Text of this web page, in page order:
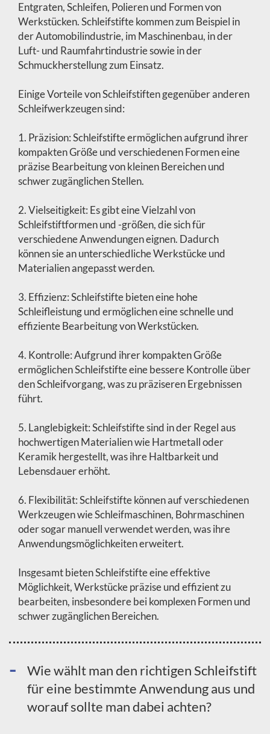
Entgraten, Schleifen, Polieren und Formen von
Werkstücken. Schleifstifte kommen zum Beispiel in
der Automobilindustrie, im Maschinenbau, in der
Luft- und Raumfahrtindustrie sowie in der
Schmuckherstellung zum Einsatz.
Einige Vorteile von Schleifstiften gegenüber anderen
Schleifwerkzeugen sind:
1. Präzision: Schleifstifte ermöglichen aufgrund ihrer
kompakten Größe und verschiedenen Formen eine
präzise Bearbeitung von kleinen Bereichen und
schwer zugänglichen Stellen.
2. Vielseitigkeit: Es gibt eine Vielzahl von
Schleifstiftformen und -größen, die sich für
verschiedene Anwendungen eignen. Dadurch
können sie an unterschiedliche Werkstücke und
Materialien angepasst werden.
3. Effizienz: Schleifstifte bieten eine hohe
Schleifleistung und ermöglichen eine schnelle und
effiziente Bearbeitung von Werkstücken.
4. Kontrolle: Aufgrund ihrer kompakten Größe
ermöglichen Schleifstifte eine bessere Kontrolle über
den Schleifvorgang, was zu präziseren Ergebnissen
führt.
5. Langlebigkeit: Schleifstifte sind in der Regel aus
hochwertigen Materialien wie Hartmetall oder
Keramik hergestellt, was ihre Haltbarkeit und
Lebensdauer erhöht.
6. Flexibilität: Schleifstifte können auf verschiedenen
Werkzeugen wie Schleifmaschinen, Bohrmaschinen
oder sogar manuell verwendet werden, was ihre
Anwendungsmöglichkeiten erweitert.
Insgesamt bieten Schleifstifte eine effektive
Möglichkeit, Werkstücke präzise und effizient zu
bearbeiten, insbesondere bei komplexen Formen und
schwer zugänglichen Bereichen.
Wie wählt man den richtigen Schleifstift
für eine bestimmte Anwendung aus und
worauf sollte man dabei achten?